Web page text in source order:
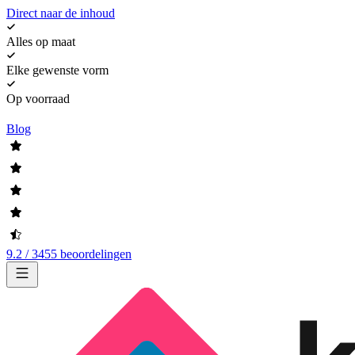
Direct naar de inhoud
Alles op maat
Elke gewenste vorm
Op voorraad
Blog
9.2 / 3455 beoordelingen